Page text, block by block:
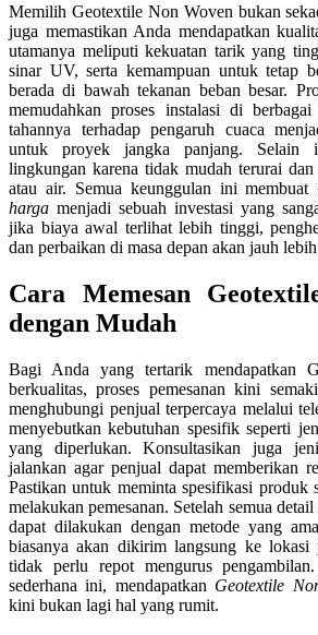
Memilih Geotextile Non Woven bukan
juga memastikan Anda mendapatkan
utamanya meliputi kekuatan tarik yang
sinar UV, serta kemampuan untuk tetap
berada di bawah tekanan beban besar.
memudahkan proses instalasi di
tahannya terhadap pengaruh cuaca
untuk proyek jangka panjang. Selain
lingkungan karena tidak mudah terurai
atau air. Semua keunggulan ini membuat
harga menjadi sebuah investasi yang
jika biaya awal terlihat lebih tinggi,
dan perbaikan di masa depan akan jauh
Cara Memesan
dengan Mudah
Bagi Anda yang tertarik mendapatkan
berkualitas, proses pemesanan kini
menghubungi penjual terpercaya melalui
menyebutkan kebutuhan spesifik seperti
yang diperlukan. Konsultasikan juga
jalankan agar penjual dapat memberikan
Pastikan untuk meminta spesifikasi produk
melakukan pemesanan. Setelah semua
dapat dilakukan dengan metode yang
biasanya akan dikirim langsung ke lokasi
tidak perlu repot mengurus
sederhana ini, mendapatkan Geotextile
kini bukan lagi hal yang rumit.